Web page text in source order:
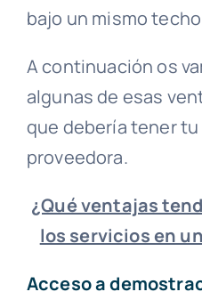
bajo un mismo
A continuación os
algunas de esas
que debería tener tu
proveedora.
¿Qué ventajas
los servicios en
Acceso a